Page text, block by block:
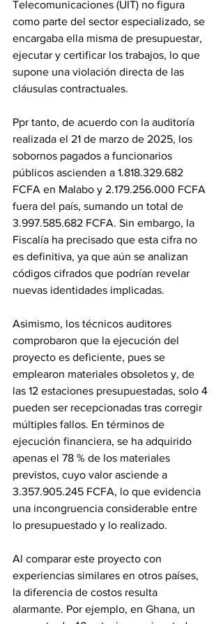
Telecomunicaciones (UIT) no figura
como parte del sector especializado, se
encargaba ella misma de presupuestar,
ejecutar y certificar los trabajos, lo que
supone una violación directa de las
cláusulas contractuales.
Ppr tanto, de acuerdo con la auditoría
realizada el 21 de marzo de 2025, los
sobornos pagados a funcionarios
públicos ascienden a 1.818.329.682
FCFA en Malabo y 2.179.256.000 FCFA
fuera del país, sumando un total de
3.997.585.682 FCFA. Sin embargo, la
Fiscalía ha precisado que esta cifra no
es definitiva, ya que aún se analizan
códigos cifrados que podrían revelar
nuevas identidades implicadas.
Asimismo, los técnicos auditores
comprobaron que la ejecución del
proyecto es deficiente, pues se
emplearon materiales obsoletos y, de
las 12 estaciones presupuestadas, solo 4
pueden ser recepcionadas tras corregir
múltiples fallos. En términos de
ejecución financiera, se ha adquirido
apenas el 78 % de los materiales
previstos, cuyo valor asciende a
3.357.905.245 FCFA, lo que evidencia
una incongruencia considerable entre
lo presupuestado y lo realizado.
Al comparar este proyecto con
experiencias similares en otros países,
la diferencia de costos resulta
alarmante. Por ejemplo, en Ghana, un